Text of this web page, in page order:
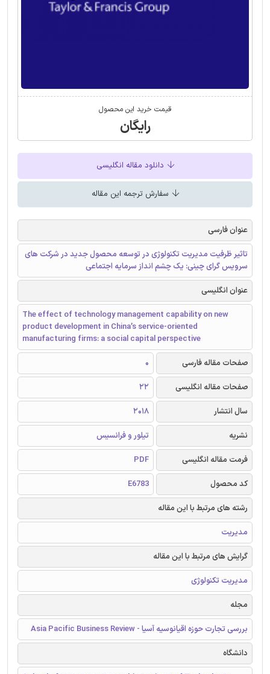
قیمت خرید این محصول
رایگان
دانلود مقاله انگلیسی
سفارش ترجمه این مقاله
عنوان فارسی
تاثیر ظرفیت مدیریت تکنولوژی در توسعه محصول جدید در شرکت های
سرویس گرای چینی: یک چشم انداز سرمایه اجتماعی
عنوان انگلیسی
The effect of technology management capability on new
product development in China’s service-oriented
manufacturing firms: a social capital perspective
صفحات مقاله فارسی
0
صفحات مقاله انگلیسی
22
سال انتشار
2018
نشریه
تیلور و فرانسیس
فرمت مقاله انگلیسی
PDF
کد محصول
E6783
رشته های مرتبط با این مقاله
مدیریت
گرایش های مرتبط با این مقاله
مدیریت تکنولوژی
مجله
بررسی تجارت حوزه اقیانوسیه آسیا - Asia Pacific Business Review
دانشگاه